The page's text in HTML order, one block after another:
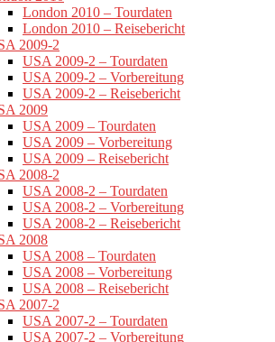
London 2010 – Tourdaten
London 2010 – Reisebericht
2009-2
USA 2009-2 – Tourdaten
USA 2009-2 – Vorbereitung
USA 2009-2 – Reisebericht
2009
USA 2009 – Tourdaten
USA 2009 – Vorbereitung
USA 2009 – Reisebericht
2008-2
USA 2008-2 – Tourdaten
USA 2008-2 – Vorbereitung
USA 2008-2 – Reisebericht
2008
USA 2008 – Tourdaten
USA 2008 – Vorbereitung
USA 2008 – Reisebericht
2007-2
USA 2007-2 – Tourdaten
USA 2007-2 – Vorbereitung